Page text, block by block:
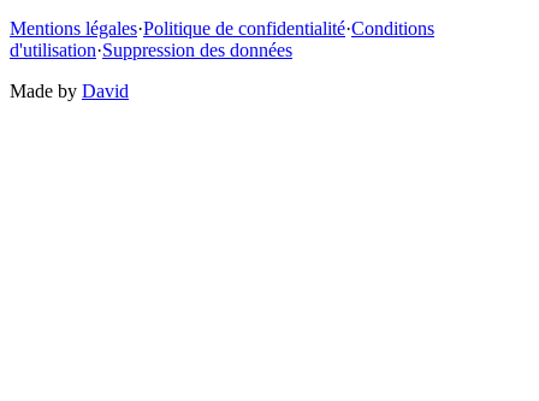
Mentions légales·Politique de confidentialité·Conditions
d'utilisation·Suppression des données
Made by David